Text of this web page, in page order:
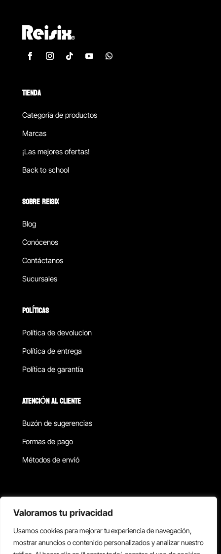
Valoramos tu privacidad
Usamos cookies para mejorar tu experiencia de navegación,
mostrar anuncios o contenido personalizados y analizar nuestro
TIENDA
Categoría de productos
Marcas
¡Las mejores ofertas!
Back to school
SOBRE REISIX
Blog
Conócenos
Contáctanos
Sucursales
POLÍTICAS
Política de devolucion
Política de entrega
Política de garantía
ATENCIÓN AL CLIENTE
Buzón de sugerencias
Formas de pago
Métodos de envió
Copyright © 2026 Reisix. Todos los derechos reservados.